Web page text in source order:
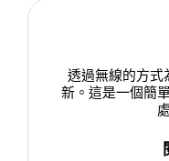
透過無線的方式
新。這是一個簡